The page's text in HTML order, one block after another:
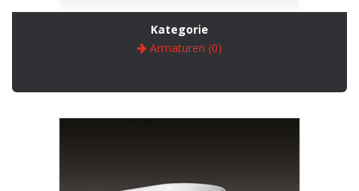
Kategorie
Armaturen (0)